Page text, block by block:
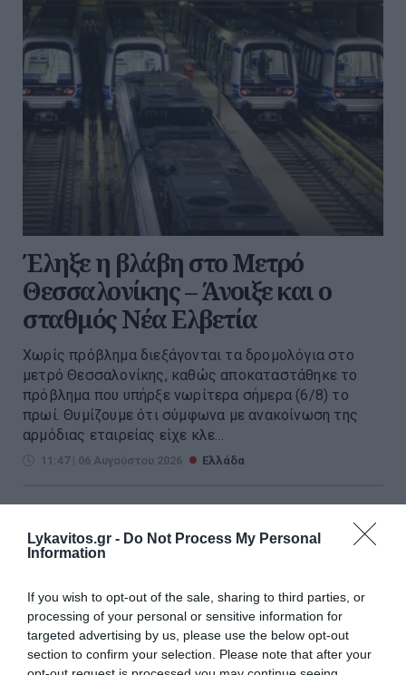
Lykavitos.gr - Do Not Process My Personal
Information
If you wish to opt-out of the sale, sharing to third parties, or
processing of your personal or sensitive information for
targeted advertising by us, please use the below opt-out
section to confirm your selection. Please note that after your
Έληξε η βλάβη στο Μετρό
Θεσσαλονίκης – Άνοιξε και ο
σταθμός Νέα Ελβετία
Χωρίς πρόβλημα διεξάγονται τα δρομολόγια στο
μετρό Θεσσαλονίκης, καθώς αποκαταστάθηκε το
πρόβλημα που υπήρξε νωρίτερα σήμερα (6/8) το
πρωί. Θυμίζουμε ότι σύμφωνα με ανακοίνωση της
αρμόδιας εταιρείας είχε κλε...
11:47 | 06 Αυγούστου 2026 Ελλάδα